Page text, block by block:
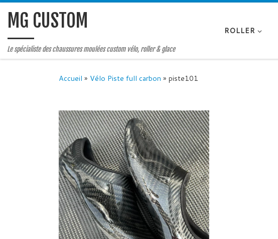
MG CUSTOM
Le spécialiste des chaussures moulées custom vélo, roller & glace
ROLLER
Accueil » Vélo Piste full carbon » piste101